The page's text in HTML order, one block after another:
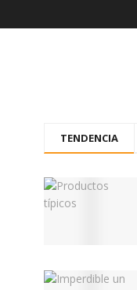
TENDENCIA